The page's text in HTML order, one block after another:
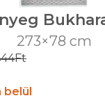
273×78 cm
belül